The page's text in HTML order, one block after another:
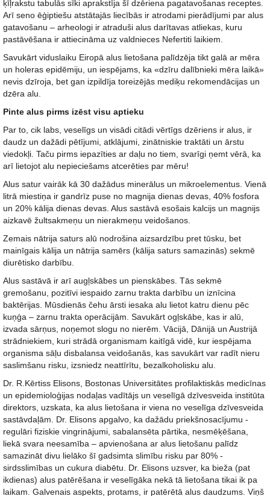
ķīļrakstu tabulās sīki aprakstīja šī dzēriena pagatavošanas receptes.
Arī seno ēģiptiešu atstātajās liecībās ir atrodami pierādījumi par alus
gatavošanu – arheologi ir atraduši alus darītavas atliekas, kuru
pastāvēšana ir attiecināma uz valdnieces Nefertiti laikiem.
Savukārt viduslaiku Eiropā alus lietošana palīdzēja tikt galā ar mēra
un holeras epidēmiju, un iespējams, ka «dzīru dalībnieki mēra laikā»
nevis dzīroja, bet gan izpildīja toreizējās mediķu rekomendācijas un
dzēra alu.
Pinte alus pirms izēst visu aptieku
Par to, cik labs, veselīgs un visādi citādi vērtīgs dzēriens ir alus, ir
daudz un dažādi pētījumi, atklājumi, zinātniskie traktāti un ārstu
viedokļi. Taču pirms iepazīties ar daļu no tiem, svarīgi ņemt vērā, ka
arī lietojot alu nepieciešams atcerēties par mēru!
Alus satur vairāk kā 30 dažādus minerālus un mikroelementus. Vienā
litrā miestiņa ir gandrīz puse no magnija dienas devas, 40% fosfora
un 20% kālija dienas devas. Alus sastāvā esošais kalcijs un magnijs
aizkavē žultsakmeņu un nierakmeņu veidošanos.
Zemais nātrija saturs alū nodrošina aizsardzību pret tūsku, bet
mainīgais kālija un nātrija samērs (kālija saturs samazinās) sekmē
diurētisko darbību.
Alus sastāvā ir arī augļskābes un pienskābes. Tās sekmē
gremošanu, pozitīvi iespaido zarnu trakta darbību un iznīcina
baktērijas. Mūsdienās čehu ārsti iesaka alu lietot katru dienu pēc
kuņģa – zarnu trakta operācijām. Savukārt ogļskābe, kas ir alū,
izvada sārņus, noņemot slogu no nierēm. Vācijā, Dānijā un Austrijā
strādniekiem, kuri strādā organismam kaitīgā vidē, kur iespējama
organisma sāļu disbalansa veidošanās, kas savukārt var radīt nieru
saslimšanu risku, izsniedz neattīrītu, bezalkoholisku alu.
Dr. R.Kērtiss Elisons, Bostonas Universitātes profilaktiskās medicīnas
un epidemioloģijas nodaļas vadītājs un veselīgā dzīvesveida institūta
direktors, uzskata, ka alus lietošana ir viena no veselīga dzīvesveida
sastāvdaļām. Dr. Elisons apgalvo, ka dažādu priekšnosacījumu -
regulāri fiziskie vingrinājumi, sabalansēta pārtika, nesmēķēšana,
liekā svara neesamība – apvienošana ar alus lietošanu palīdz
samazināt divu lielāko šī gadsimta slimību risku par 80% -
sirdsslimības un cukura diabētu. Dr. Elisons uzsver, ka bieža (pat
ikdienas) alus patērēšana ir veselīgāka nekā tā lietošana tikai ik pa
laikam. Galvenais aspekts, protams, ir patērētā alus daudzums. Viņš